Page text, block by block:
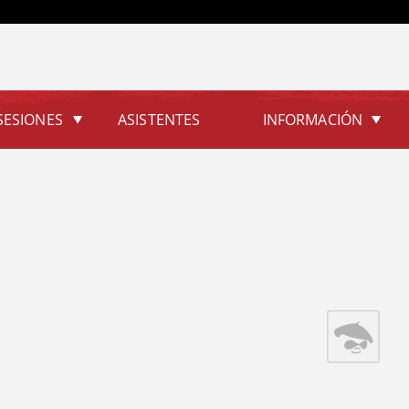
ASISTENTES INFORMACIÓN